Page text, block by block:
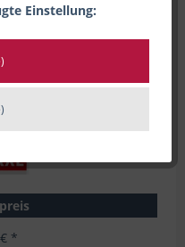
*
Einstellung: